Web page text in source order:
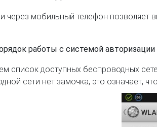
через мобильный телефон позволяет
работы с системой авторизации
список доступных беспроводных
сети нет замочка, это означает,